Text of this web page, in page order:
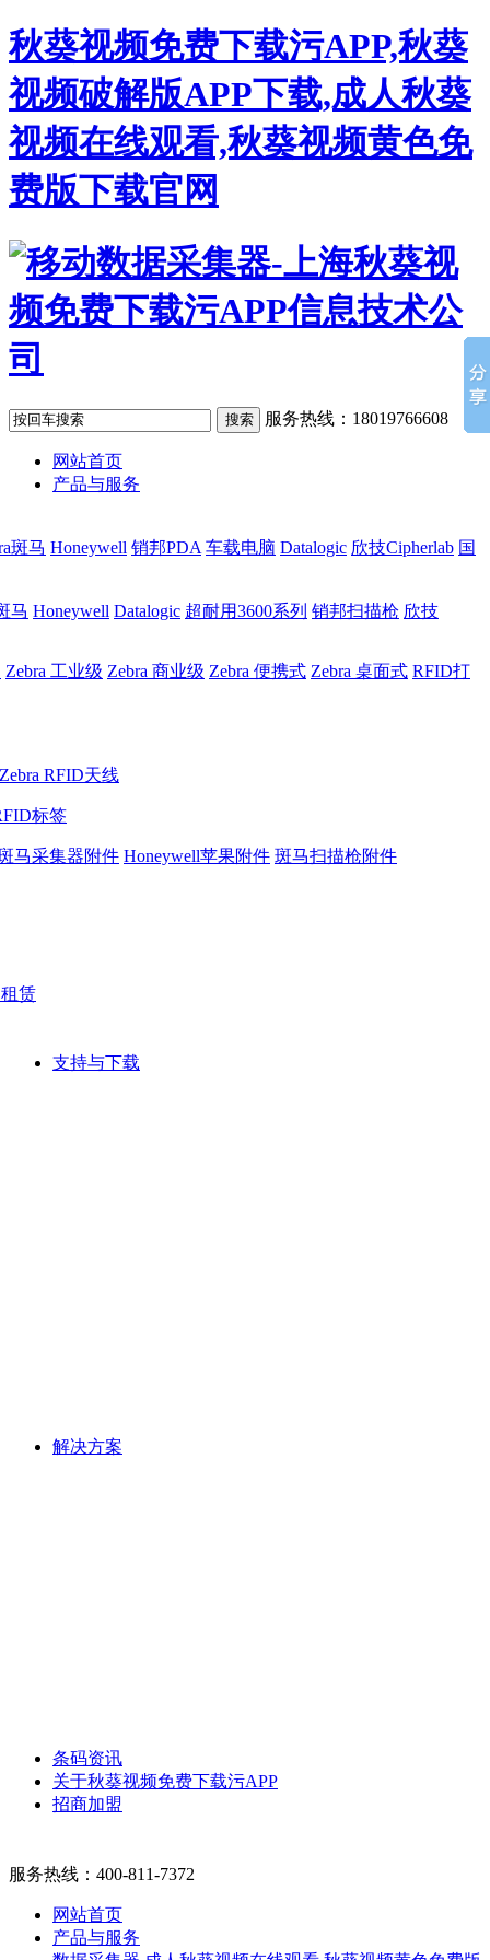
秋葵视频免费下载污APP,秋葵
视频破解版APP下载,成人秋葵
视频在线观看,秋葵视频黄色免
费版下载官网
服务热线：18019766608
网站首页
产品与服务
斑马 Honeywell 销邦PDA 车载电脑 Datalogic 欣技Cipherlab 国
马 Honeywell Datalogic 超耐用3600系列 销邦扫描枪 欣技
Zebra 工业级 Zebra 商业级 Zebra 便携式 Zebra 桌面式 RFID打
Zebra RFID天线
标签
马采集器附件 Honeywell苹果附件 斑马扫描枪附件
赁
支持与下载
解决方案
条码资讯
关于秋葵视频免费下载污APP
招商加盟
服务热线： 400-811-7372
网站首页
产品与服务